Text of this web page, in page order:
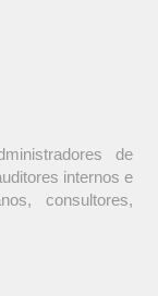
de
internos e
consultores,